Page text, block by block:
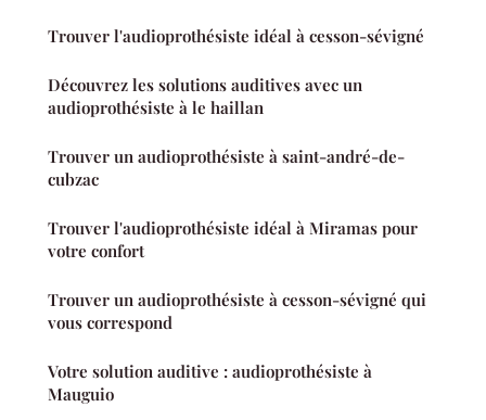
Trouver l'audioprothésiste idéal à cesson-sévigné
Découvrez les solutions auditives avec un
audioprothésiste à le haillan
Trouver un audioprothésiste à saint-andré-de-
cubzac
Trouver l'audioprothésiste idéal à Miramas pour
votre confort
Trouver un audioprothésiste à cesson-sévigné qui
vous correspond
Votre solution auditive : audioprothésiste à
Mauguio